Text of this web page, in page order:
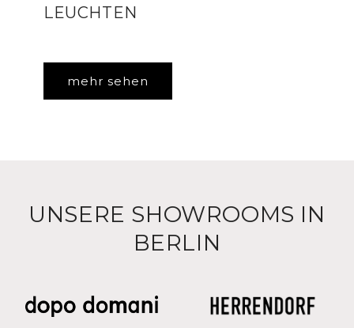
LEUCHTEN
mehr sehen
UNSERE SHOWROOMS IN
BERLIN